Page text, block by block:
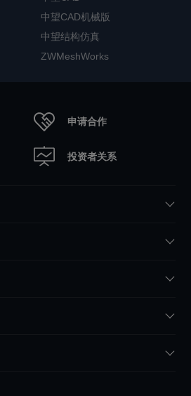
中望CAD机械版
中望结构仿真
ZWMeshWorks
申请合作
投资者关系